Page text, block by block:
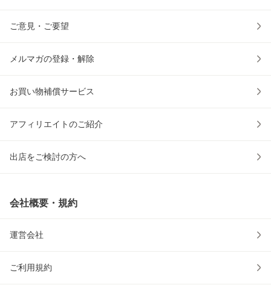
ご意見・ご要望
メルマガの登録・解除
お買い物補償サービス
アフィリエイトのご紹介
出店をご検討の方へ
会社概要・規約
運営会社
ご利用規約